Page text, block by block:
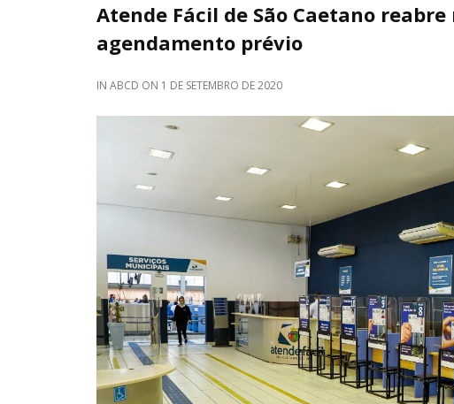
Atende Fácil de São Caetano
agendamento prévio
IN ABCD ON 1 DE SETEMBRO DE 2020